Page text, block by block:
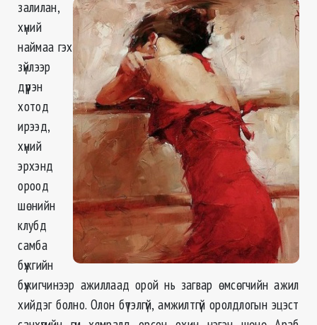
залилан,
хүний
наймаа гэх
зүйлээр
дүүрэн
хотод
ирээд,
хүний
эрхэнд
ороод
шөнийн
клубд
самба
бүжгийн
бүжигчинээр ажиллаад орой нь загвар өмсөгчийн ажил
хийдэг болно. Олон бүтэлгүй, амжилтгүй оролдлогын эцэст